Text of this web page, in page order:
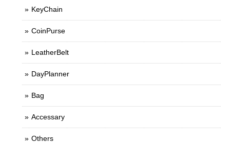
KeyChain
CoinPurse
LeatherBelt
DayPlanner
Bag
Accessary
Others